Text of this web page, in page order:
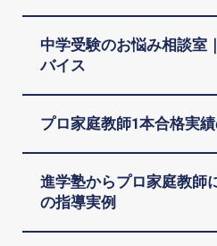
中学受験のお悩み相談室
バイス
プロ家庭教師1本合格実
進学塾からプロ家庭教師
の指導実例